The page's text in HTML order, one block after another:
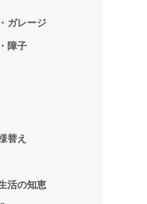
ガレージ
障子
替え
活の知恵